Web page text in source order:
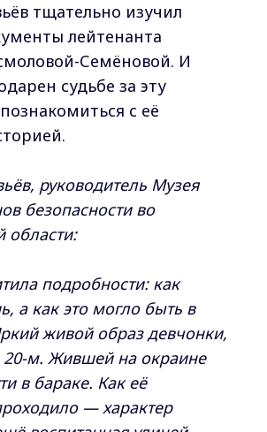
тщательно изучил
лейтенанта
Семёновой. И
судьбе за эту
с её
руководитель Музея
безопасности во
области:
подробности: как
а как это могло быть в
живой образ девчонки,
м. Жившей на окраине
в бараке. Как её
— характер